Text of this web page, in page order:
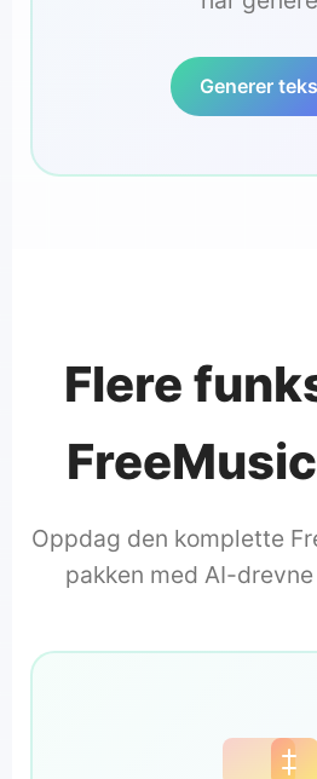
Generer
Flere
Oppdag den komplette
pakken med AI-